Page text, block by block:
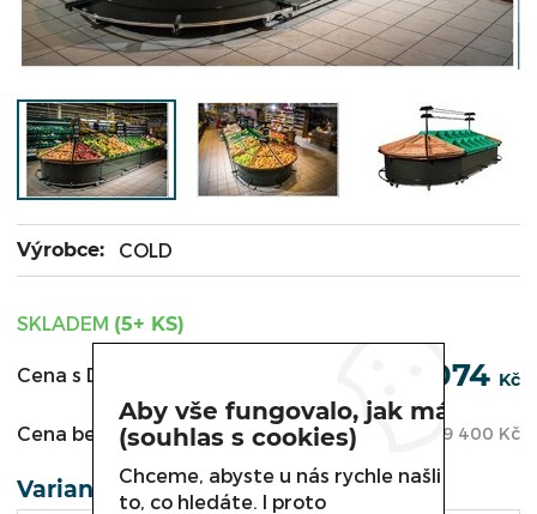
Výrobce: COLD
SKLADEM (5+ KS)
Cena s DPH: 96 074 Kč
Cena bez DPH: 79 400 Kč
Varianta
Aby vše fungovalo, jak má
(souhlas s cookies)
Chceme, abyste u nás rychle našli
to, co hledáte. I proto